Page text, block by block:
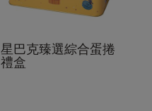
星巴克臻選綜合蛋捲
禮盒